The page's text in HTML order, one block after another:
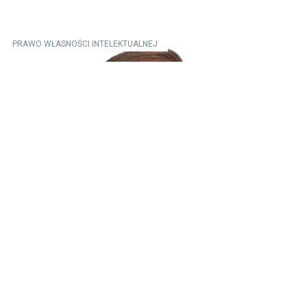
PRAWO WŁASNOŚCI INTELEKTUALNEJ